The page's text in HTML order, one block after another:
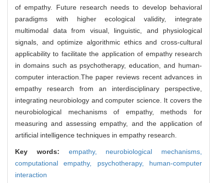
of empathy. Future research needs to develop behavioral
paradigms with higher ecological validity, integrate
multimodal data from visual, linguistic, and physiological
signals, and optimize algorithmic ethics and cross-cultural
applicability to facilitate the application of empathy research
in domains such as psychotherapy, education, and human-
computer interaction.The paper reviews recent advances in
empathy research from an interdisciplinary perspective,
integrating neurobiology and computer science. It covers the
neurobiological mechanisms of empathy, methods for
measuring and assessing empathy, and the application of
artificial intelligence techniques in empathy research.
Key words: empathy, neurobiological mechanisms,
computational empathy, psychotherapy, human-computer
interaction